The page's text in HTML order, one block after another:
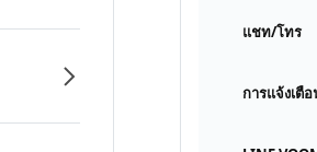
แชท/โทร
การแจ้งเตื